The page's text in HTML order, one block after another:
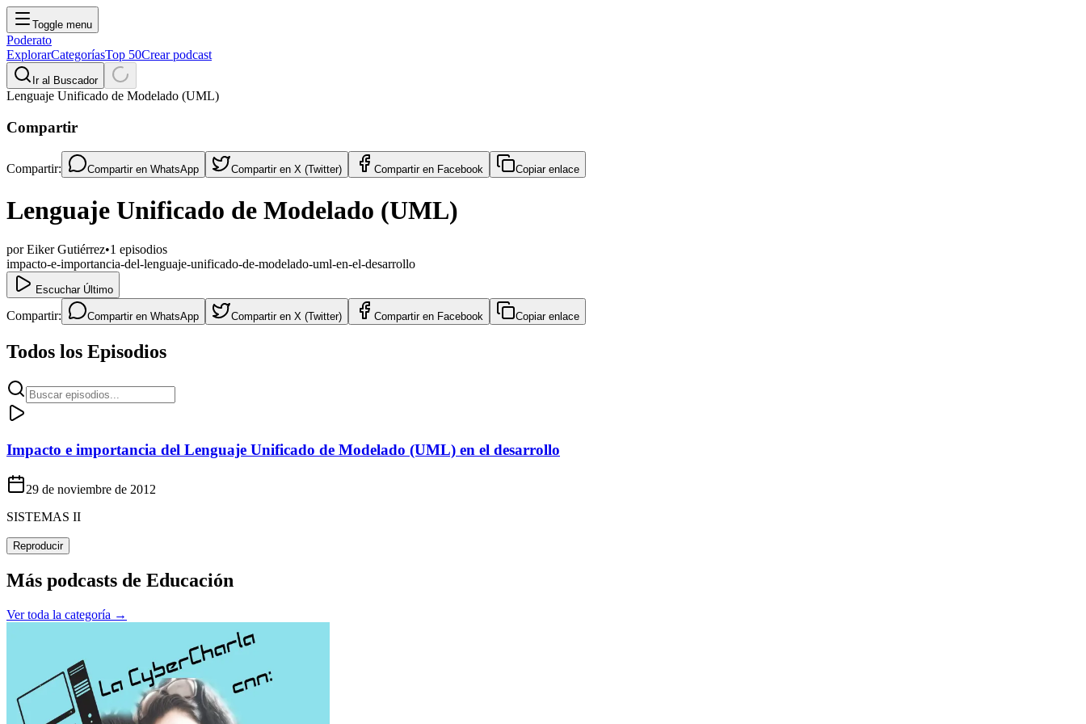
Toggle menu
Poderato
ExplorarCategoríasTop 50Crear podcast
Ir al Buscador
Lenguaje Unificado de Modelado (UML)
Compartir
Compartir: Compartir en WhatsApp Compartir en X (Twitter) Compartir en Facebook Copiar enlace
Lenguaje Unificado de Modelado (UML)
porEiker Gutiérrez•1 episodios
impacto-e-importancia-del-lenguaje-unificado-de-modelado-uml-en-el-desarrollo
Escuchar Último
Compartir: Compartir en WhatsApp Compartir en X (Twitter) Compartir en Facebook Copiar enlace
Todos los Episodios
Impacto e importancia del Lenguaje Unificado de Modelado (UML) en el desarrollo
29 de noviembre de 2012
SISTEMAS II
Reproducir
Más podcasts de Educación
Ver toda la categoría →